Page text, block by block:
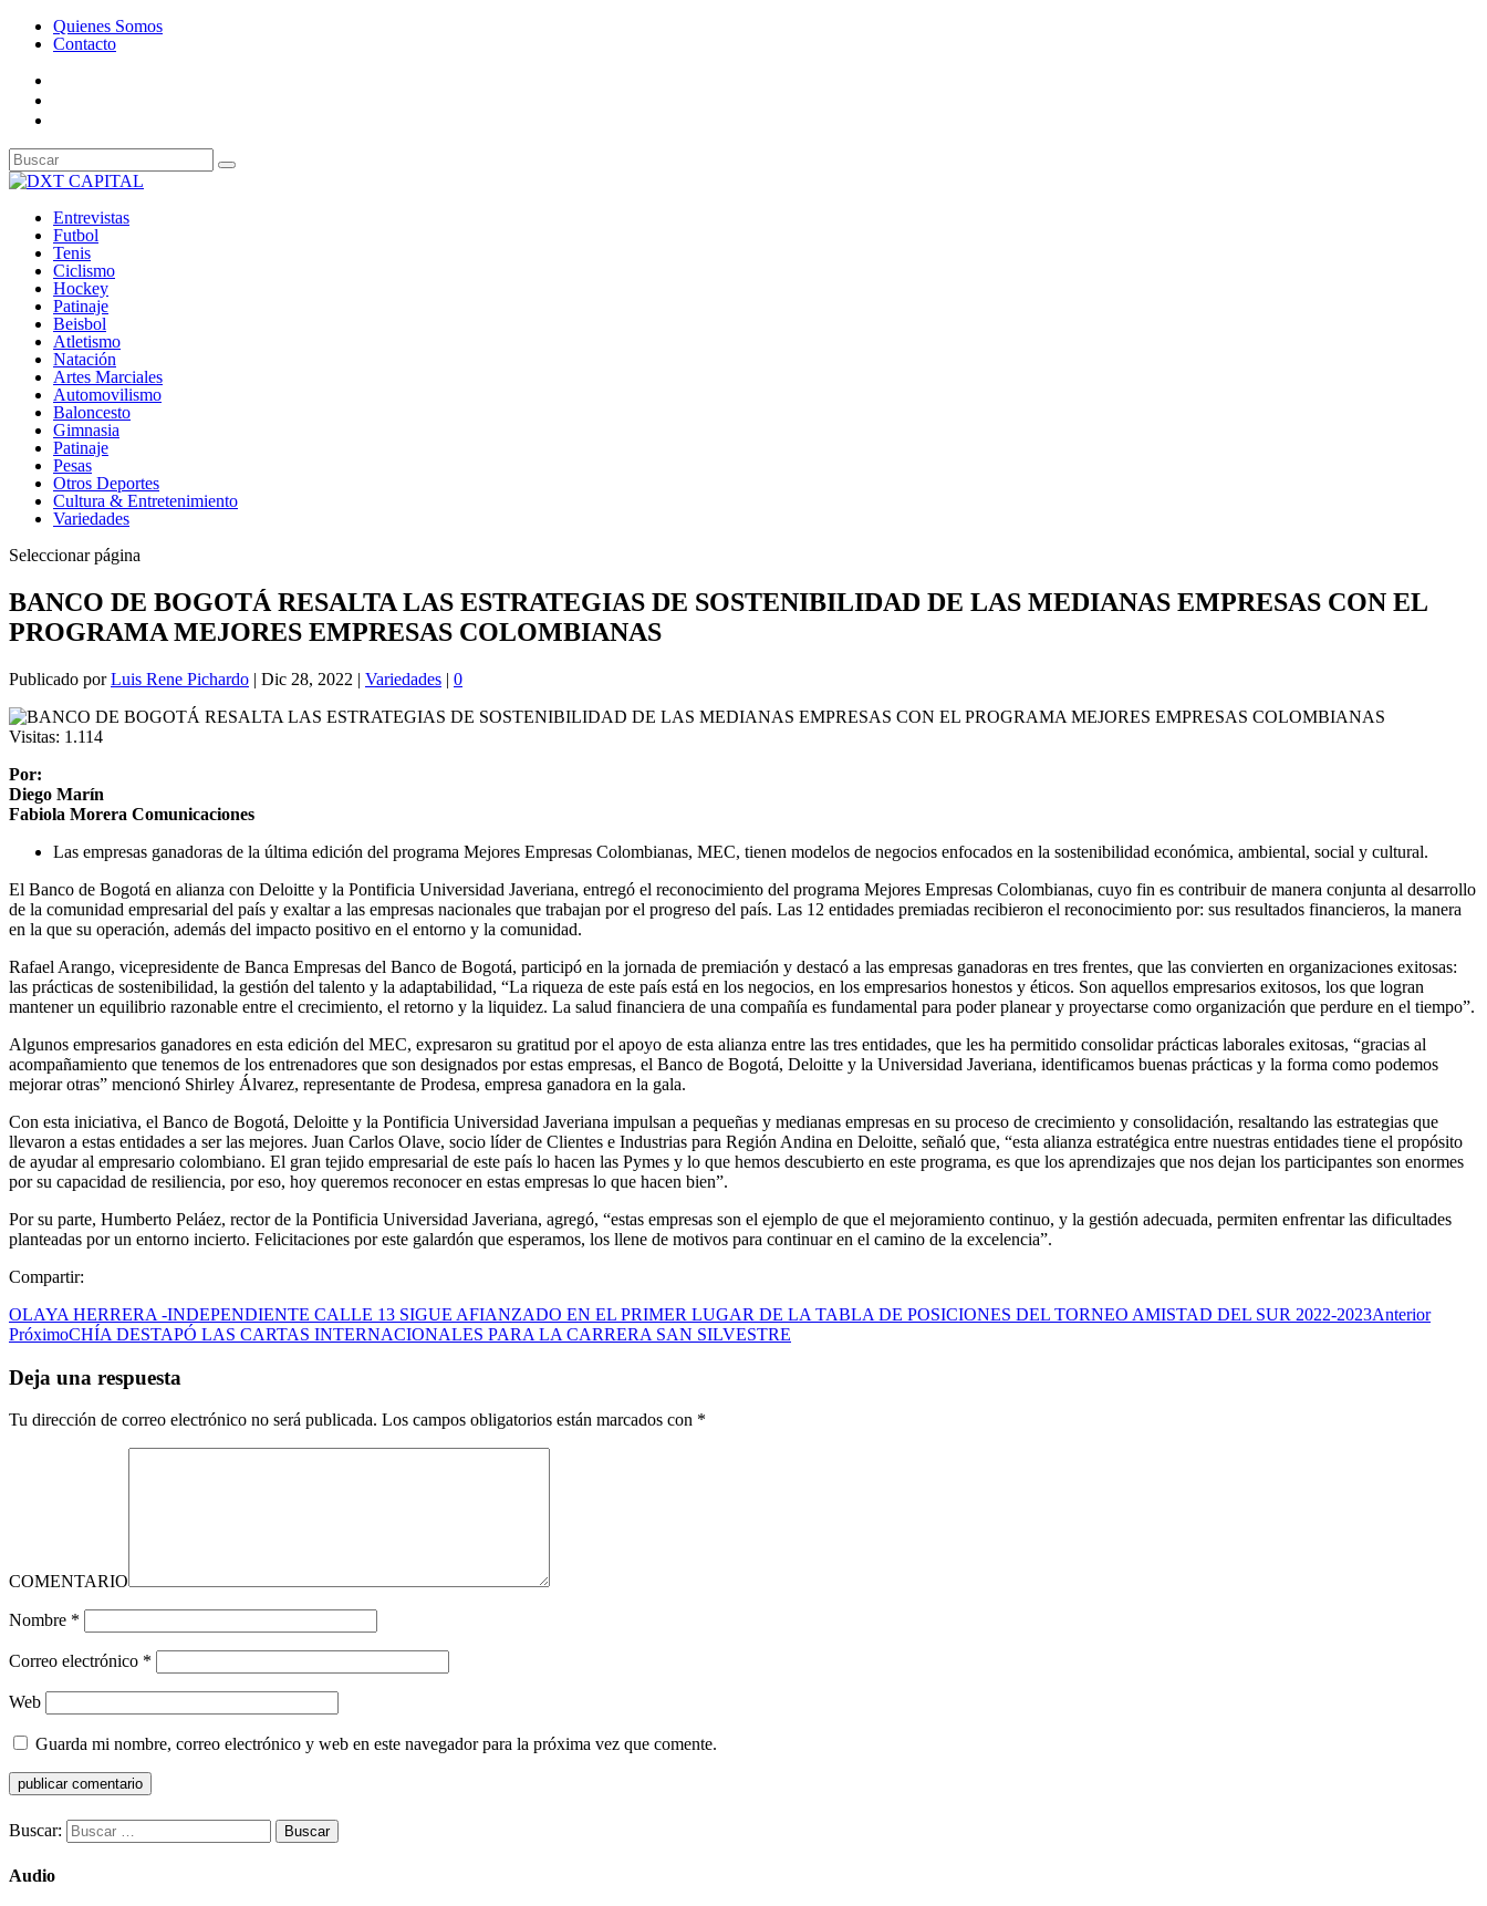
Quienes Somos
Contacto
Entrevistas
Futbol
Tenis
Ciclismo
Hockey
Patinaje
Beisbol
Atletismo
Natación
Artes Marciales
Automovilismo
Baloncesto
Gimnasia
Patinaje
Pesas
Otros Deportes
Cultura & Entretenimiento
Variedades
Seleccionar página
BANCO DE BOGOTÁ RESALTA LAS ESTRATEGIAS DE SOSTENIBILIDAD DE LAS MEDIANAS EMPRESAS CON EL
PROGRAMA MEJORES EMPRESAS COLOMBIANAS
Publicado porLuis Rene Pichardo | Dic 28, 2022 | Variedades | 0
Visitas: 1.114
Por:
Diego Marín
Fabiola Morera Comunicaciones
Las empresas ganadoras de la última edición del programa Mejores Empresas Colombianas, MEC, tienen modelos de negocios enfocados en la sostenibilidad económica, ambiental, social y cultural.
El Banco de Bogotá en alianza con Deloitte y la Pontificia Universidad Javeriana, entregó el reconocimiento del programa Mejores Empresas Colombianas, cuyo fin es contribuir de manera conjunta al desarrollo
de la comunidad empresarial del país y exaltar a las empresas nacionales que trabajan por el progreso del país. Las 12 entidades premiadas recibieron el reconocimiento por: sus resultados financieros, la manera
en la que su operación, además del impacto positivo en el entorno y la comunidad.
Rafael Arango, vicepresidente de Banca Empresas del Banco de Bogotá, participó en la jornada de premiación y destacó a las empresas ganadoras en tres frentes, que las convierten en organizaciones exitosas:
las prácticas de sostenibilidad, la gestión del talento y la adaptabilidad, “La riqueza de este país está en los negocios, en los empresarios honestos y éticos. Son aquellos empresarios exitosos, los que logran
mantener un equilibrio razonable entre el crecimiento, el retorno y la liquidez. La salud financiera de una compañía es fundamental para poder planear y proyectarse como organización que perdure en el tiempo”.
Algunos empresarios ganadores en esta edición del MEC, expresaron su gratitud por el apoyo de esta alianza entre las tres entidades, que les ha permitido consolidar prácticas laborales exitosas, “gracias al
acompañamiento que tenemos de los entrenadores que son designados por estas empresas, el Banco de Bogotá, Deloitte y la Universidad Javeriana, identificamos buenas prácticas y la forma como podemos
mejorar otras” mencionó Shirley Álvarez, representante de Prodesa, empresa ganadora en la gala.
Con esta iniciativa, el Banco de Bogotá, Deloitte y la Pontificia Universidad Javeriana impulsan a pequeñas y medianas empresas en su proceso de crecimiento y consolidación, resaltando las estrategias que
llevaron a estas entidades a ser las mejores. Juan Carlos Olave, socio líder de Clientes e Industrias para Región Andina en Deloitte, señaló que, “esta alianza estratégica entre nuestras entidades tiene el propósito
de ayudar al empresario colombiano. El gran tejido empresarial de este país lo hacen las Pymes y lo que hemos descubierto en este programa, es que los aprendizajes que nos dejan los participantes son enormes
por su capacidad de resiliencia, por eso, hoy queremos reconocer en estas empresas lo que hacen bien”.
Por su parte, Humberto Peláez, rector de la Pontificia Universidad Javeriana, agregó, “estas empresas son el ejemplo de que el mejoramiento continuo, y la gestión adecuada, permiten enfrentar las dificultades
planteadas por un entorno incierto. Felicitaciones por este galardón que esperamos, los llene de motivos para continuar en el camino de la excelencia”.
Compartir:
OLAYA HERRERA -INDEPENDIENTE CALLE 13 SIGUE AFIANZADO EN EL PRIMER LUGAR DE LA TABLA DE POSICIONES DEL TORNEO AMISTAD DEL SUR 2022-2023Anterior
PróximoCHÍA DESTAPÓ LAS CARTAS INTERNACIONALES PARA LA CARRERA SAN SILVESTRE
Deja una respuesta
Tu dirección de correo electrónico no será publicada. Los campos obligatorios están marcados con *
COMENTARIO
Nombre *
Correo electrónico *
Web
Guarda mi nombre, correo electrónico y web en este navegador para la próxima vez que comente.
Buscar:
Audio